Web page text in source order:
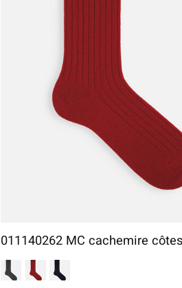
011140262 MC cachemire